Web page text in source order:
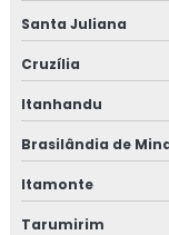
Treinamento em
Treinamento em
Treinamento em
riscos
Treinamento em
Santa Juliana
Cruzília
Itanhandu
Brasilândia de
Itamonte
Tarumirim